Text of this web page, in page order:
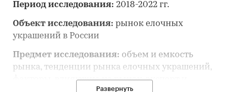
Период исследования: 2018-2022 гг.
Объект исследования: рынок елочных
украшений в России
Предмет исследования: объем и емкость
рынка, тенденции рынка елочных украшений,
факторы, влияющие на рынок, экспорт и
Развернуть